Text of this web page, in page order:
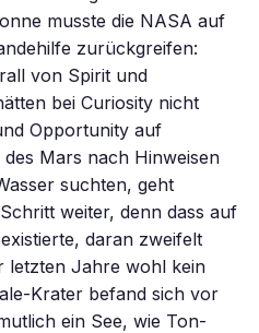
musste die NASA auf
zurückgreifen:
von Spirit und
bei Curiosity nicht
Opportunity auf
Mars nach Hinweisen
suchten, geht
weiter, denn dass auf
daran zweifelt
letzten Jahre wohl kein
Krater befand sich vor
ein See, wie Ton-